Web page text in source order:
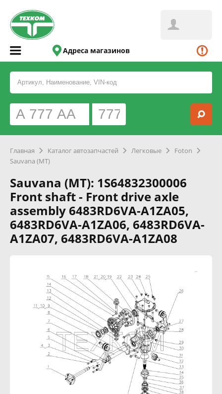
Адреса магазинов
Главная Каталог автозапчастей Легковые
Foton
Sauvana (MT)
Sauvana (MT): 1S64832300006
Front shaft - Front drive axle
assembly 6483RD6VA-A1ZA05,
6483RD6VA-A1ZA06, 6483RD6VA-
A1ZA07, 6483RD6VA-A1ZA08